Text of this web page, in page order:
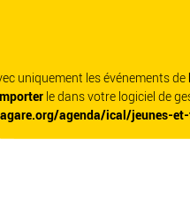
uniquement les événements de
le dans votre logiciel de
agenda/ical/jeunes-